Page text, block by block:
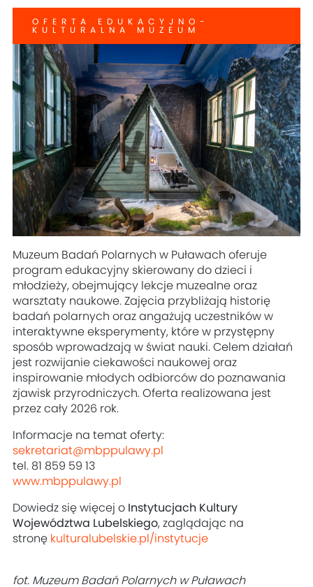
OFERTA EDUKACYJNO-
KULTURALNA MUZEUM
Muzeum Badań Polarnych w Puławach oferuje
program edukacyjny skierowany do dzieci i
młodzieży, obejmujący lekcje muzealne oraz
warsztaty naukowe. Zajęcia przybliżają historię
badań polarnych oraz angażują uczestników w
interaktywne eksperymenty, które w przystępny
sposób wprowadzają w świat nauki. Celem działań
jest rozwijanie ciekawości naukowej oraz
inspirowanie młodych odbiorców do poznawania
zjawisk przyrodniczych. Oferta realizowana jest
przez cały 2026 rok.
Informacje na temat oferty:
sekretariat@mbppulawy.pl
tel. 81 859 59 13
www.mbppulawy.pl
Dowiedz się więcej o Instytucjach Kultury
Województwa Lubelskiego, zaglądając na
stronę kulturalubelskie.pl/instytucje
fot. Muzeum Badań Polarnych w Puławach